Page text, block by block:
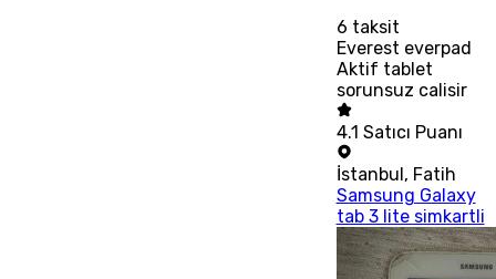
6 taksit
Everest everpad
Aktif tablet
sorunsuz calisir
4.1 Satıcı Puanı
İstanbul, Fatih
Samsung Galaxy
tab 3 lite simkartli